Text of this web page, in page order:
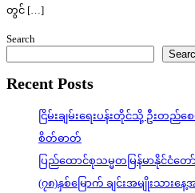
တွင် […]
Search
Recent Posts
ငြိမ်းချမ်းရေးပန်းတိုင်သို့ ဦးတ
စိတ်ဓာတ်
ပြည်ထောင်စုသမ္မတမြန်မာနိုင်ငံတ
(၇၈)နှစ်မြောက် ချင်းအမျိုးသား